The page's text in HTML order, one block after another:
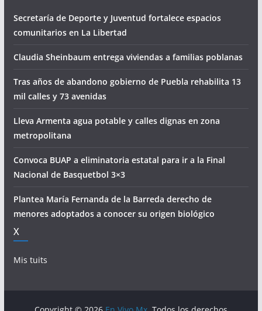
Secretaría de Deporte y Juventud fortalece espacios
comunitarios en La Libertad
Claudia Sheinbaum entrega viviendas a familias poblanas
Tras años de abandono gobierno de Puebla rehabilita 13
mil calles y 73 avenidas
Lleva Armenta agua potable y calles dignas en zona
metropolitana
Convoca BUAP a eliminatoria estatal para ir a la Final
Nacional de Basquetbol 3×3
Plantea María Fernanda de la Barreda derecho de
menores adoptados a conocer su origen biológico
X
Mis tuits